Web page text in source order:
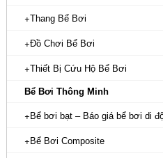
Thang Bể Bơi
Đồ Chơi Bể Bơi
Thiết Bị Cứu Hộ Bể Bơi
Bể Bơi Thông Minh
Bể bơi bạt – Báo giá bể bơi di
Bể Bơi Composite